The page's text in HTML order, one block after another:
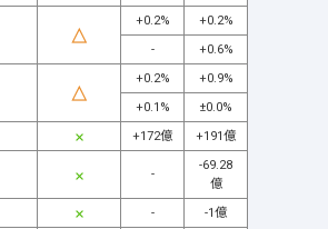
+0.2%
+0.2%
-
+0.6%
+0.2%
+0.9%
+0.1%
±0.0%
+172億 +191億
-
-69.28
億
- -1億